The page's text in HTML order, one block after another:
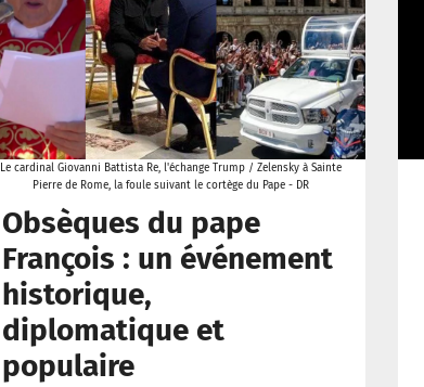
Le cardinal Giovanni Battista Re, l'échange Trump / Zelensky à Sainte
Pierre de Rome, la foule suivant le cortège du Pape - DR
Obsèques du pape
François : un événement
historique,
diplomatique et
populaire